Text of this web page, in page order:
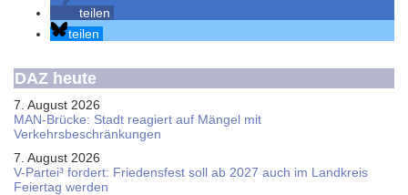
teilen
teilen
DAZ heute
7. August 2026
MAN-Brücke: Stadt reagiert auf Mängel mit
Verkehrsbeschränkungen
7. August 2026
V-Partei­³ fordert: Friedens­fest soll ab 2027 auch im Land­kreis
Feier­tag werden